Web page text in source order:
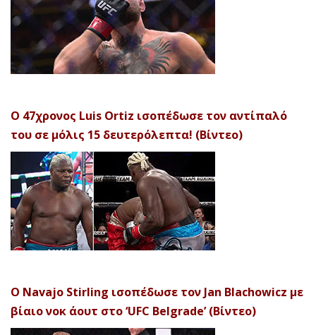
Ο 47χρονος Luis Ortiz ισοπέδωσε τον αντίπαλό
του σε μόλις 15 δευτερόλεπτα! (Βίντεο)
Ο Navajo Stirling ισοπέδωσε τον Jan Blachowicz με
βίαιο νοκ άουτ στο ‘UFC Belgrade’ (Βίντεο)